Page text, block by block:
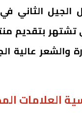
الجيل الثاني
تشتهر بتقديم
والشعر عالية
العلامات